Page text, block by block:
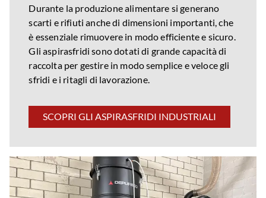
Durante la produzione alimentare si generano
scarti e rifiuti anche di dimensioni importanti, che
è essenziale rimuovere in modo efficiente e sicuro.
Gli aspirasfridi sono dotati di grande capacità di
raccolta per gestire in modo semplice e veloce gli
sfridi e i ritagli di lavorazione.
SCOPRI GLI ASPIRASFRIDI INDUSTRIALI